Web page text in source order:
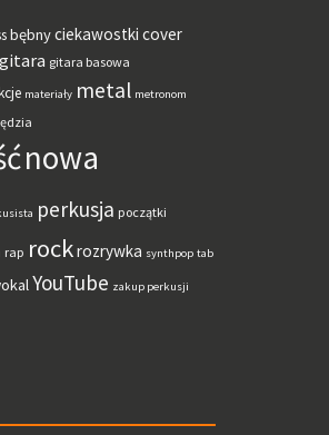
bębnyciekawostki cover
gitara gitara basowa
materiały metal metronom
nowa
perkusja początki
rap rockrozrywka synthpop tab
YouTube zakup perkusji